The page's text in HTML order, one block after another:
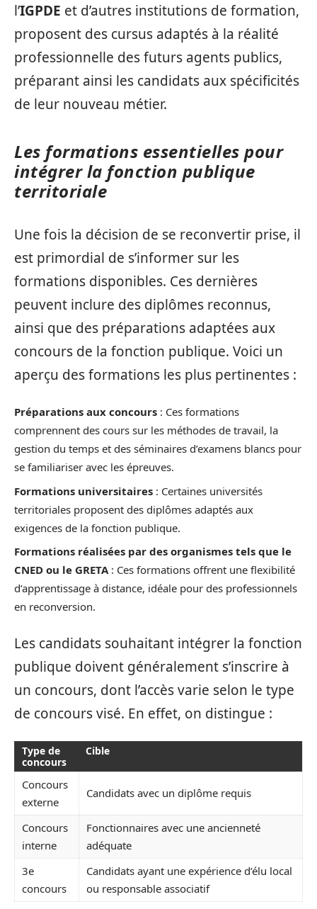
l’IGPDE et d’autres institutions de formation,
proposent des cursus adaptés à la réalité
professionnelle des futurs agents publics,
préparant ainsi les candidats aux spécificités
de leur nouveau métier.
Les formations essentielles pour
intégrer la fonction publique
territoriale
Une fois la décision de se reconvertir prise, il
est primordial de s’informer sur les
formations disponibles. Ces dernières
peuvent inclure des diplômes reconnus,
ainsi que des préparations adaptées aux
concours de la fonction publique. Voici un
aperçu des formations les plus pertinentes :
Préparations aux concours : Ces formations
comprennent des cours sur les méthodes de travail, la
gestion du temps et des séminaires d’examens blancs pour
se familiariser avec les épreuves.
Formations universitaires : Certaines universités
territoriales proposent des diplômes adaptés aux
exigences de la fonction publique.
Formations réalisées par des organismes tels que le
CNED ou le GRETA: Ces formations offrent une flexibilité
d’apprentissage à distance, idéale pour des professionnels
en reconversion.
Les candidats souhaitant intégrer la fonction
publique doivent généralement s’inscrire à
un concours, dont l’accès varie selon le type
de concours visé. En effet, on distingue :
Type de
concours
Cible
Concours
externe
Candidats avec un diplôme requis
Concours
interne
Fonctionnaires avec une ancienneté
adéquate
3e
concours
Candidats ayant une expérience d’élu local
ou responsable associatif